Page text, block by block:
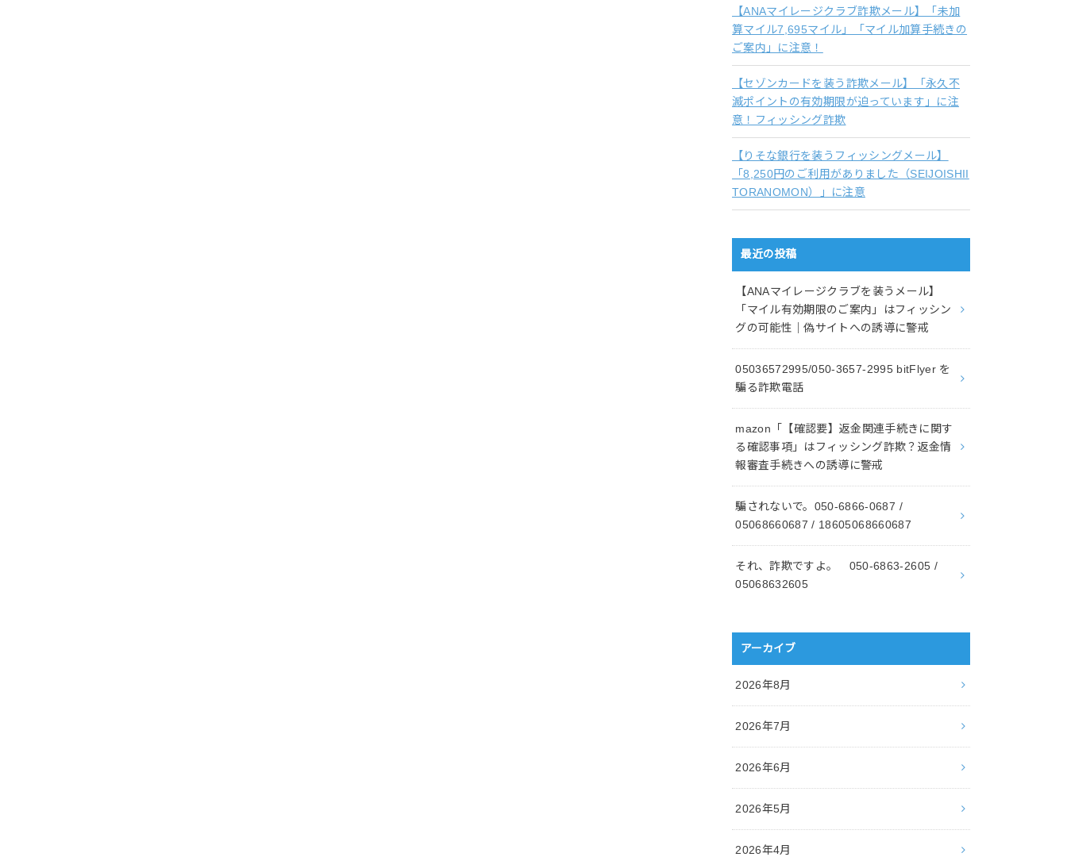
【ANAマイレージクラブ詐欺メール】「未加
算マイル7,695マイル」「マイル加算手続きの
ご案内」に注意！
【セゾンカードを装う詐欺メール】「永久不
滅ポイントの有効期限が迫っています」に注
意！フィッシング詐欺
【りそな銀行を装うフィッシングメール】
「8,250円のご利用がありました（SEIJOISHII
TORANOMON）」に注意
最近の投稿
【ANAマイレージクラブを装うメール】
「マイル有効期限のご案内」はフィッシン
グの可能性｜偽サイトへの誘導に警戒
05036572995/050-3657-2995 bitFlyer を
騙る詐欺電話
mazon「【確認要】返金関連手続きに関す
る確認事項」はフィッシング詐欺？返金情
報審査手続きへの誘導に警戒
騙されないで。050-6866-0687 /
05068660687 / 18605068660687
それ、詐欺ですよ。 050-6863-2605 /
05068632605
アーカイブ
2026年8月
2026年7月
2026年6月
2026年5月
2026年4月